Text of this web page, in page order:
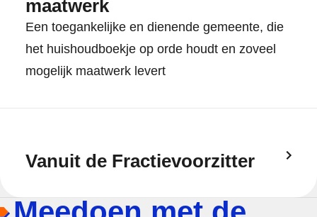
maatwerk
Een toegankelijke en dienende gemeente, die
het huishoudboekje op orde houdt en zoveel
mogelijk maatwerk levert
Vanuit de Fractievoorzitter